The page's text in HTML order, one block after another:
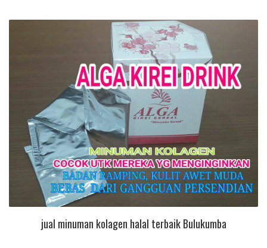
jual minuman kolagen halal terbaik Bulukumba